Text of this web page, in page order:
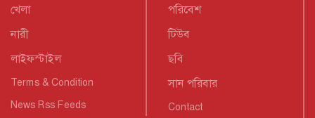
খেলা
নারী
লাইফস্টাইল
Terms & Condition
News Rss Feeds
পরিবেশ
টিউব
ছবি
সান পরিবার
Contact